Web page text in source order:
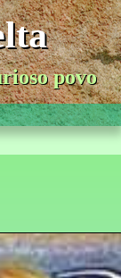
povo